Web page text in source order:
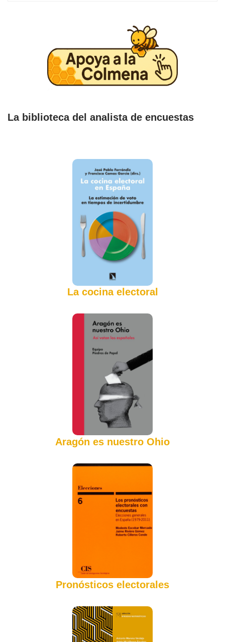
La biblioteca del analista de encuestas
La cocina electoral
Aragón es nuestro Ohio
Pronósticos electorales